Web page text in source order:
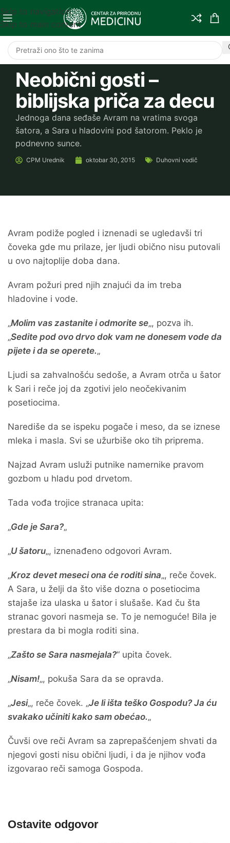
Skip to navigation
Skip to main content
Neobični gosti –
biblijska priča za decu
Jednoga dana seđaše Avram na vratima svoga
šatora, a Sara u hladovini pod šatorom. Peklo je
podnevno sunce.
CPM Urednik oktobar 30, 2015 Duhovni vodič
Avram podiže pogled i iznenadi se ugledavši tri
čoveka gde mu prilaze, jer ljudi obično nisu putovali
u ovo najtoplije doba dana.
Avram požuri pred njih znajući da im treba
hladovine i vode.
„Molim vas zastanite i odmorite se„, pozva ih.
„Sedite pod ovo drvo dok vam ne donesem vode da
pijete i da se operete.„
Ljudi sa zahvalnošću sedoše, a Avram otrča u šator
k Sari i reče joj da zgotivi jelo neočekivanim
posetiocima.
Narediše da se ispeku pogače i meso, da se iznese
mleka i masla. Svi se užurbiše oko tih priprema.
Najzad Avram usluži putnike namernike pravom
gozbom u hladu pod drvetom.
Tada vođa trojice stranaca upita:
„Gde je Sara?„
„U šatoru„, iznenađeno odgovori Avram.
„Kroz devet meseci ona će roditi sina„, reče čovek.
A Sara, u želji da što više dozna o posetiocima
stajaše iza ulaska u šator i slušaše. Kad ču šta
stranac govori nasmeja se. To je nemoguće! Bila je
prestara da bi mogla roditi sina.
„Zašto se Sara nasmejala?“ upita čovek.
„Nisam!„, pokuša Sara da se opravda.
„Jesi„, reče čovek. „Je li išta teško Gospodu? Ja ću
svakako učiniti kako sam obećao.„
Čuvši ove reči Avram sa zaprepašćenjem shvati da
njegovi gosti nisu obični ljudi, i da je njihov vođa
izgovarao reči samoga Gospoda.
Ostavite odgovor